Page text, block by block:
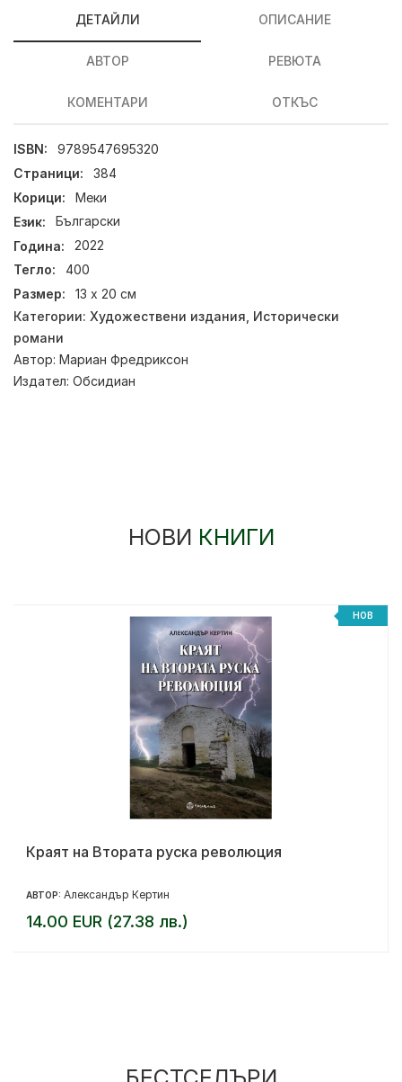
ДЕТАЙЛИ ОПИСАНИЕ
АВТОР РЕВЮТА
КОМЕНТАРИ ОТКЪС
ISBN:
9789547695320
Страници:
384
Корици:
Меки
Език:
Български
Година:
2022
Тегло:
400
Размер:
13 х 20 см
Категории: Художествени издания, Исторически
романи
Автор: Мариан Фредриксон
Издател: Обсидиан
НОВИ КНИГИ
НОВ
Краят на Втората руска революция
АВТОР: Александър Кертин
14.00 EUR (27.38 лв.)